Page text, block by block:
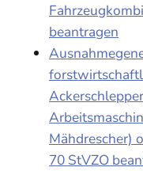
beantragen
Mähdrescher)
70 StVZO